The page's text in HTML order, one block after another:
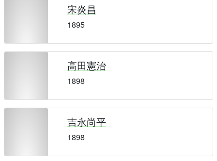
宋炎昌
1895
高田憲治
1898
吉永尚平
1898